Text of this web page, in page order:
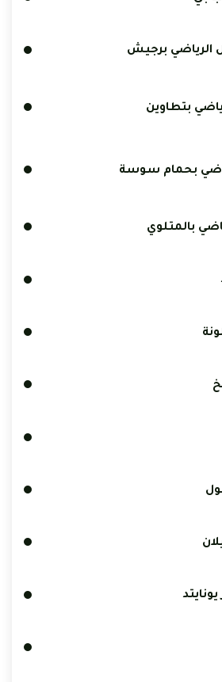
الرياضي برجيش
بتطاوين
بحمام سوسة
بالمتلوي